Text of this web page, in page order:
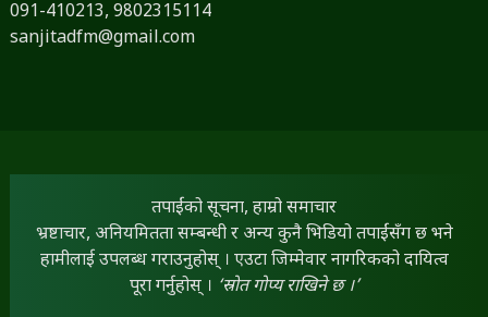
091-410213, 9802315114
sanjitadfm@gmail.com
तपाईंको सूचना, हाम्रो समाचार
भ्रष्टाचार, अनियमितता सम्बन्धी र अन्य कुनै भिडियो तपाईंसँग छ भने
हामीलाई उपलब्ध गराउनुहोस् । एउटा जिम्मेवार नागरिकको दायित्व
पूरा गर्नुहोस् । ‘स्रोत गोप्य राखिने छ ।’